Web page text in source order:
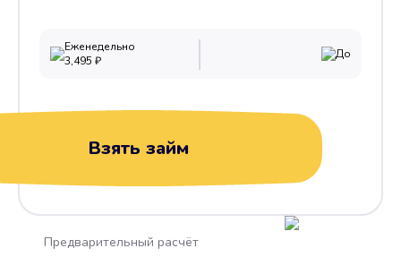
Еженедельно
3,495 ₽ До
Взять займ
Предварительный расчёт